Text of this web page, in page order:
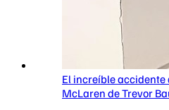
El increíble accidente
McLaren de Trevor